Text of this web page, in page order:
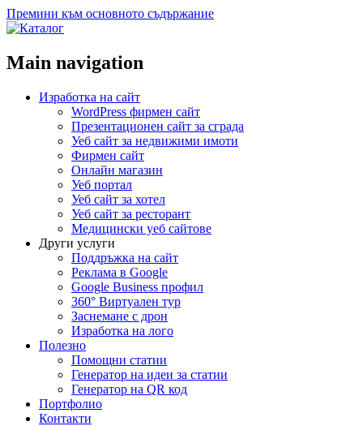
Премини към основното съдържание
Main navigation
Изработка на сайт
WordPress фирмен сайт
Презентационен сайт за сграда
Уеб сайт за недвижими имоти
Фирмен сайт
Онлайн магазин
Уеб портал
Уеб сайт за хотел
Уеб сайт за ресторант
Медицински уеб сайтове
Други услуги
Поддръжка на сайт
Реклама в Google
Google Business профил
360° Виртуален тур
Заснемане с дрон
Изработка на лого
Полезно
Помощни статии
Генератор на идеи за статии
Генератор на QR код
Портфолио
Контакти